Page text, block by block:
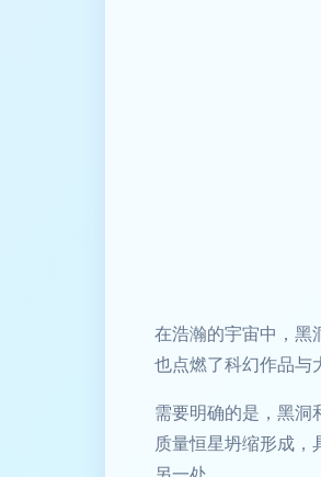
在浩瀚的宇宙中，黑
也点燃了科幻作品与
需要明确的是，黑洞
质量恒星坍缩形成